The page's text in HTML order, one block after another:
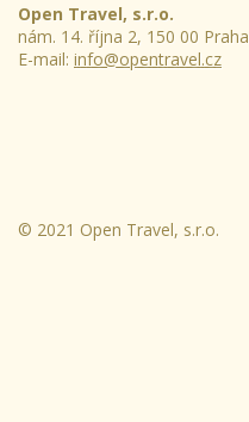
Open Travel, s.r.o.
nám. 14. října 2, 150 00 Praha
E-mail: info@opentravel.cz
© 2021 Open Travel, s.r.o.